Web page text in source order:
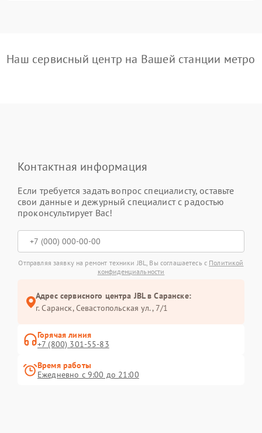
Наш сервисный центр на Вашей станции метро
Контактная информация
Если требуется задать вопрос специалисту, оставьте
свои данные и дежурный специалист с радостью
проконсультирует Вас!
Отправляя заявку на ремонт техники JBL, Вы соглашаетесь с Политикой
конфиденциальности
Адрес сервисного центра JBL в Саранске:
г. Саранск, Севастопольская ул., 7/1
Горячая линия
+7 (800) 301-55-83
Время работы
Ежедневно с 9:00 до 21:00